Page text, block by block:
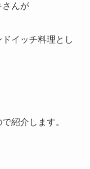
さんが
イッチ料理とし
紹介します。